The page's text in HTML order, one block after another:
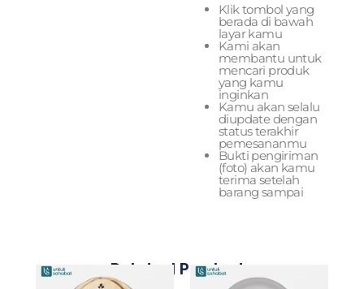
Klik tombol yang
berada di bawah
layar kamu
Kami akan
membantu untuk
mencari produk
yang kamu
inginkan
Kamu akan selalu
diupdate dengan
status terakhir
pemesananmu
Bukti pengiriman
(foto) akan kamu
terima setelah
barang sampai
Related Products